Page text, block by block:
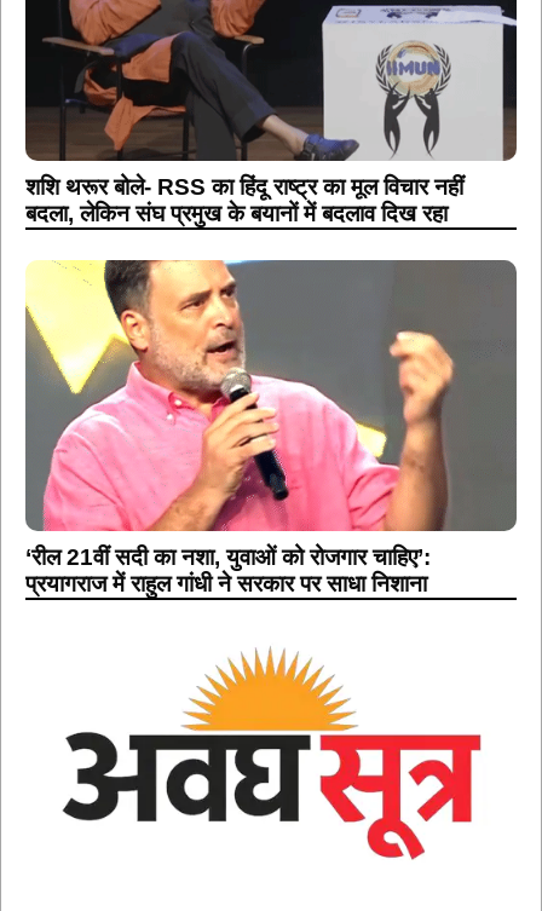
शशि थरूर बोले- RSS का हिंदू राष्ट्र का मूल विचार नहीं
बदला, लेकिन संघ प्रमुख के बयानों में बदलाव दिख रहा
‘रील 21वीं सदी का नशा, युवाओं को रोजगार चाहिए’:
प्रयागराज में राहुल गांधी ने सरकार पर साधा निशाना